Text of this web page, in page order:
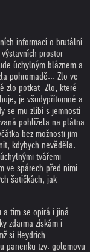
informací o brutální
prostor
úchylným bláznem a
pohromadě... Zlo ve
zlo potkat. Zlo, které
je všudypřítomné a
se mu zlíbí s jemností
pohlížela na plátna
bez možnosti jim
kdybych nevěděla.
tvářemi
ve spárech před nimi
šatičkách, jak
a tím se opírá i jiná
zdarma získám i
si Heydrich
panenku tzv. golemovu